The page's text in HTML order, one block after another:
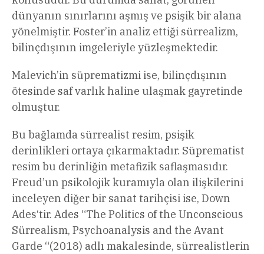
dünyanın sınırlarını aşmış ve psişik bir alana
yönelmiştir. Foster’in analiz ettiği sürrealizm,
bilinçdışının imgeleriyle yüzleşmektedir.
Malevich’in süprematizmi ise, bilinçdışının
ötesinde saf varlık haline ulaşmak gayretinde
olmuştur.
Bu bağlamda sürrealist resim, psişik
derinlikleri ortaya çıkarmaktadır. Süprematist
resim bu derinliğin metafizik saflaşmasıdır.
Freud’un psikolojik kuramıyla olan ilişkilerini
inceleyen diğer bir sanat tarihçisi ise, Down
Ades‘tir. Ades “The Politics of the Unconscious
Sürrealism, Psychoanalysis and the Avant
Garde “(2018) adlı makalesinde, sürrealistlerin